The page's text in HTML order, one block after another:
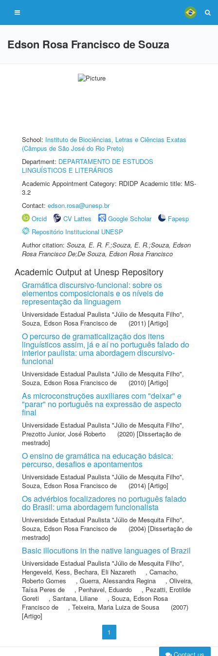
Edson Rosa Francisco de Souza
School: Instituto de Biociências, Letras e Ciências Exatas
(Câmpus de São José do Rio Preto)
Department: DEPARTAMENTO DE ESTUDOS
LINGUÍSTICOS E LITERÁRIOS
Academic Appointment Category: RDIDP Academic title: MS-
3.2
Contact: edson.rosa@unesp.br
Orcid
CV Lattes Google Scholar
Fapesp
Repositório Institucional UNESP
Author citation: Souza, E. R. F.;Souza, E. R.;Souza, Edson
Rosa Francisco De;De Souza, Edson Rosa Francisco
Academic Output at Unesp Repository
Gramática discursivo-funcional: sobre os
elementos composicionais e os níveis de
representação da linguagem
Universidade Estadual Paulista "Júlio de Mesquita Filho",
Souza, Edson Rosa Francisco de
(2011) [Artigo]
O percurso de gramaticalização dos itens
linguísticos assim, já e aí no português falado do
interior paulista: uma abordagem discursivo-
funcional
Universidade Estadual Paulista "Júlio de Mesquita Filho",
Souza, Edson Rosa Francisco de
(2010) [Artigo]
As microconstruções auxiliares com "deixar" e
"parar" no português na expressão de aspecto
final
Universidade Estadual Paulista "Júlio de Mesquita Filho",
Prezotto Junior, José Roberto
(2020) [Dissertação de
mestrado]
O ensino de gramática na educação básica:
percurso, desafios e apontamentos
Universidade Estadual Paulista "Júlio de Mesquita Filho",
Souza, Edson Rosa Francisco de
(2014) [Artigo]
Os advérbios focalizadores no português falado
do Brasil: uma abordagem funcionalista
Universidade Estadual Paulista "Júlio de Mesquita Filho",
Souza, Edson Rosa Francisco de
(2004) [Dissertação de
mestrado]
Basic illocutions in the native languages of Brazil
Universidade Estadual Paulista "Júlio de Mesquita Filho",
Hengeveld, Kess, Bechara, Eli Nazareth , Camacho,
Roberto Gomes
, Guerra, Alessandra Regina , Oliveira,
Taísa Peres de
, Penhavel, Eduardo , Pezatti, Erotilde
Goreti
, Santana, Liliane , Souza, Edson Rosa
Francisco de
, Teixeira, Maria Luiza de Sousa
(2007)
[Artigo]
1